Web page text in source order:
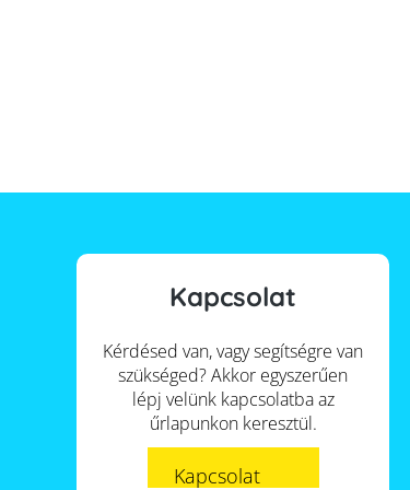
Kapcsolat
Kérdésed van, vagy segítségre van
szükséged? Akkor egyszerűen
lépj velünk kapcsolatba az
űrlapunkon keresztül.
Kapcsolat